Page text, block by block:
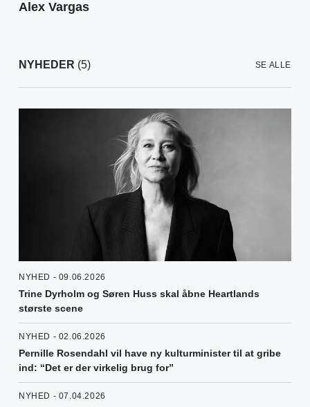
Alex Vargas
NYHEDER (5) SE ALLE
NYHED - 09.06.2026
Trine Dyrholm og Søren Huss skal åbne Heartlands
største scene
NYHED - 02.06.2026
Pernille Rosendahl vil have ny kulturminister til at gribe
ind: “Det er der virkelig brug for”
NYHED - 07.04.2026